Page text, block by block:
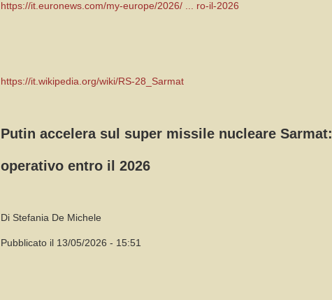
https://it.euronews.com/my-europe/2026/ ... ro-il-2026
https://it.wikipedia.org/wiki/RS-28_Sarmat
Putin accelera sul super missile nucleare Sarmat:
operativo entro il 2026
Di Stefania De Michele
Pubblicato il 13/05/2026 - 15:51